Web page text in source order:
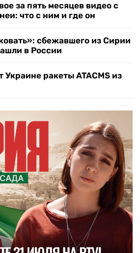
за пять месяцев видео с
что с ним и где он
сбежавшего из Сирии
в России
ракеты ATACMS из